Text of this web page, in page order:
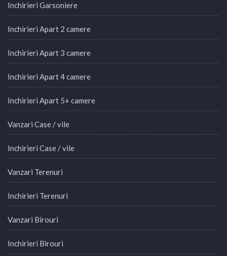
Inchirieri Garsoniere
Inchirieri Apart 2 camere
Inchirieri Apart 3 camere
Inchirieri Apart 4 camere
Inchirieri Apart 5+ camere
Vanzari Case / vile
Inchirieri Case / vile
Vanzari Terenuri
Inchirieri Terenuri
Vanzari Birouri
Inchirieri Birouri